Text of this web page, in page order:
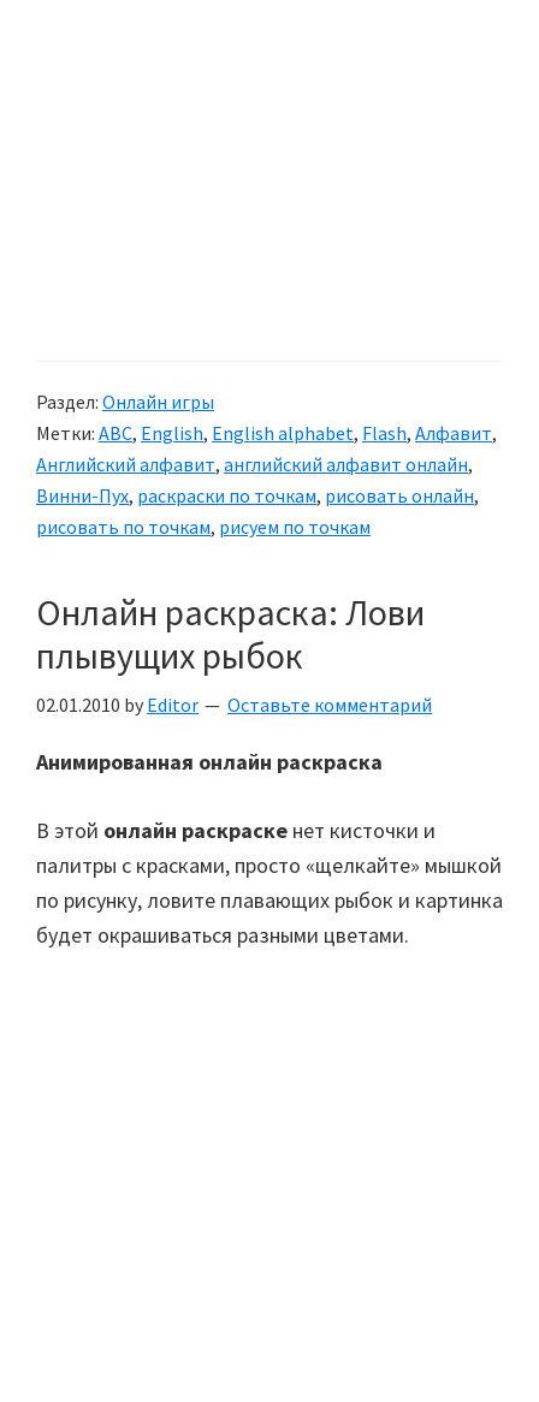
Раздел: Онлайн игры
Метки: ABC, English, English alphabet, Flash, Алфавит,
Английский алфавит, английский алфавит онлайн,
Винни-Пух, раскраски по точкам, рисовать онлайн,
рисовать по точкам, рисуем по точкам
Онлайн раскраска: Лови
плывущих рыбок
02.01.2010 by Editor Оставьте комментарий
Анимированная онлайн раскраска
В этой онлайн раскраске нет кисточки и
палитры с красками, просто «щелкайте» мышкой
по рисунку, ловите плавающих рыбок и картинка
будет окрашиваться разными цветами.